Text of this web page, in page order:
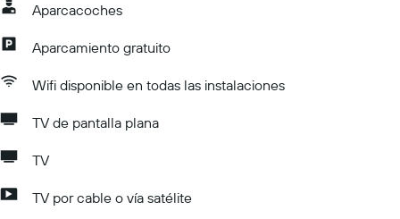
Aparcacoches
Aparcamiento gratuito
Wifi disponible en todas las instalaciones
TV de pantalla plana
TV
TV por cable o vía satélite